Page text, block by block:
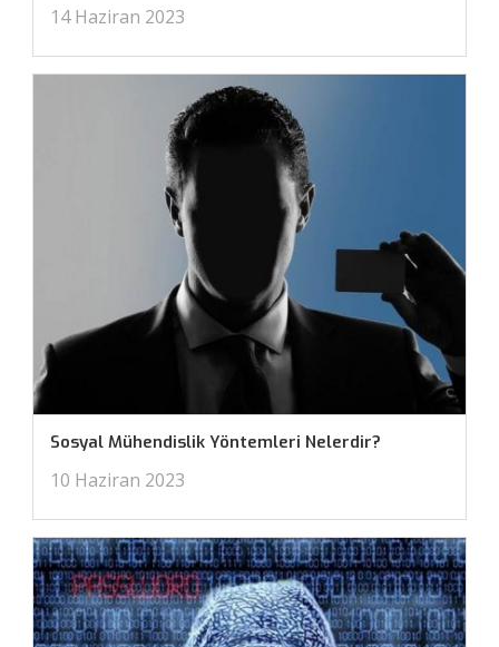
14 Haziran 2023
Sosyal Mühendislik Yöntemleri Nelerdir?
10 Haziran 2023